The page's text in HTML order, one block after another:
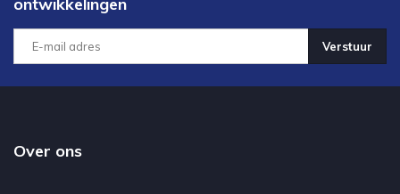
ontwikkelingen
Verstuur
Over ons